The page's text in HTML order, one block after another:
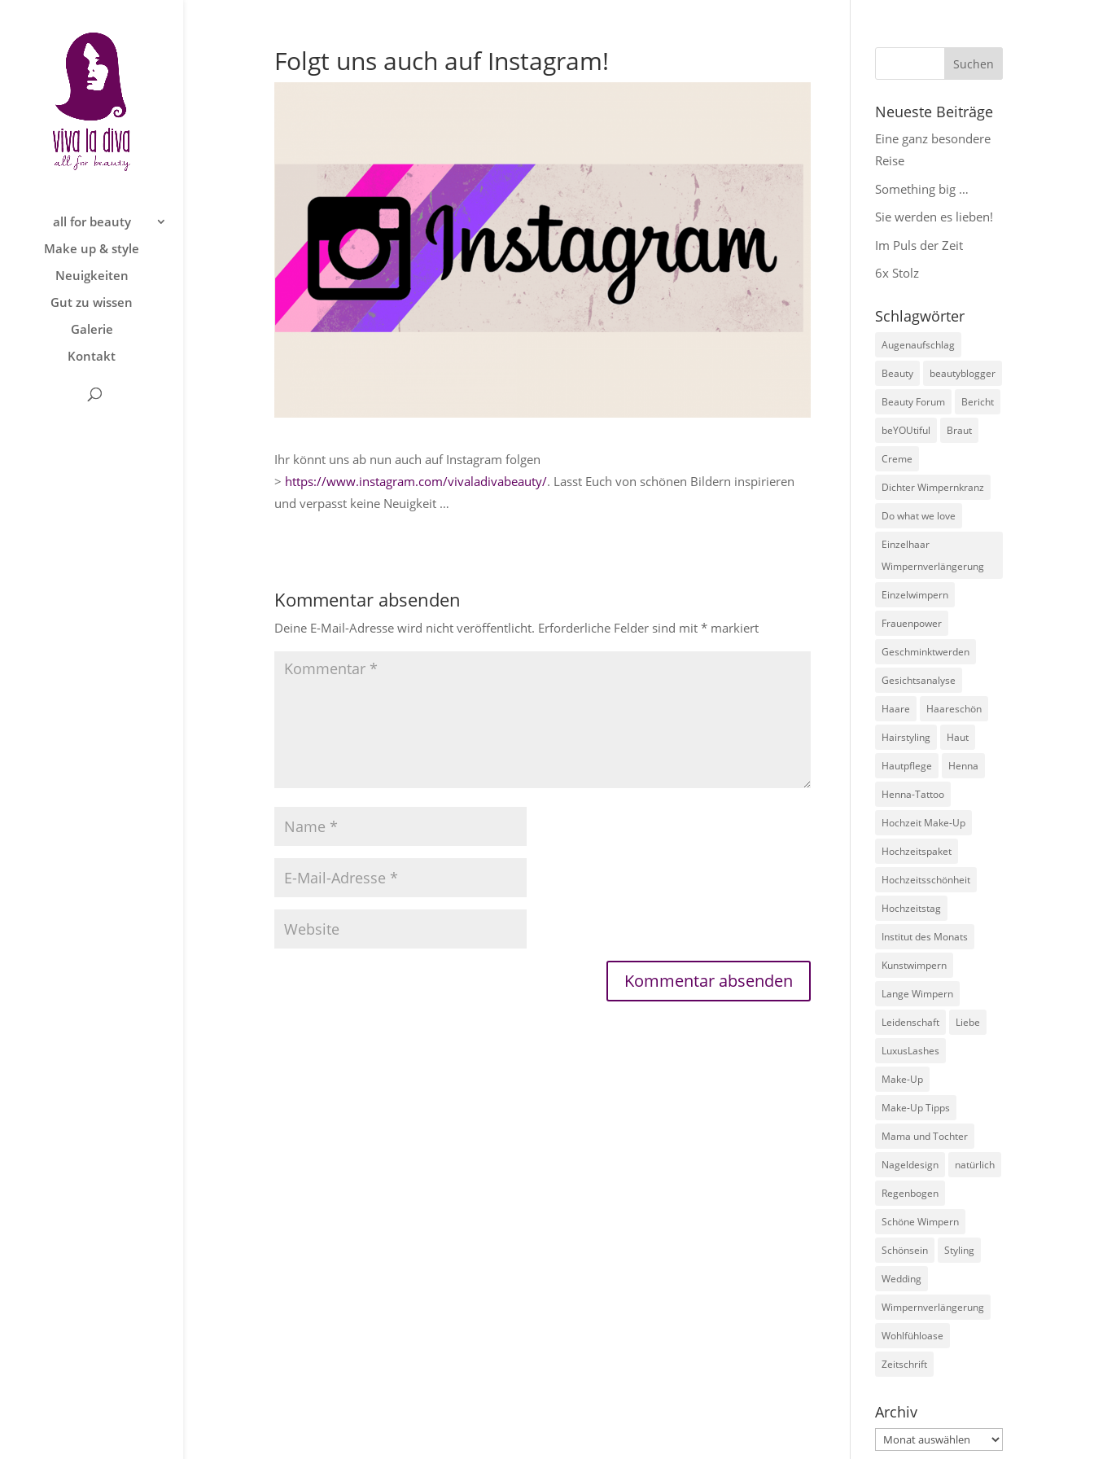
all for beauty
Make up & style
Neuigkeiten
Gut zu wissen
Galerie
Kontakt
Folgt uns auch auf Instagram!
Ihr könnt uns ab nun auch auf Instagram folgen
> https://www.instagram.com/vivaladivabeauty/. Lasst Euch von schönen Bildern inspirieren
und verpasst keine Neuigkeit …
Kommentar absenden
Deine E-Mail-Adresse wird nicht veröffentlicht. Erforderliche Felder sind mit *markiert
Neueste Beiträge
Eine ganz besondere
Reise
Something big …
Sie werden es lieben!
Im Puls der Zeit
6x Stolz
Schlagwörter
Augenaufschlag
Beauty beautyblogger
Beauty Forum Bericht
beYOUtiful Braut
Creme
Dichter Wimpernkranz
Do what we love
Einzelhaar
Wimpernverlängerung
Einzelwimpern
Frauenpower
Geschminktwerden
Gesichtsanalyse
Haare Haareschön
Hairstyling Haut
Hautpflege Henna
Henna-Tattoo
Hochzeit Make-Up
Hochzeitspaket
Hochzeitsschönheit
Hochzeitstag
Institut des Monats
Kunstwimpern
Lange Wimpern
Leidenschaft Liebe
LuxusLashes
Make-Up
Make-Up Tipps
Mama und Tochter
Nageldesign natürlich
Regenbogen
Schöne Wimpern
Schönsein Styling
Wedding
Wimpernverlängerung
Wohlfühloase
Zeitschrift
Archiv
Archiv